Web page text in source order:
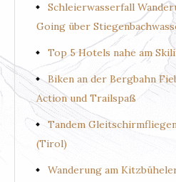
Schleierwasserfall
Going über
Top 5 Hotels nahe am
Biken an der Bergbahn
Action und Trailspaß
Tandem
(Tirol)
Wanderung am